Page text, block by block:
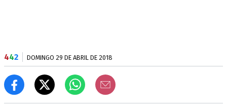
442 DOMINGO 29 DE ABRIL DE 2018